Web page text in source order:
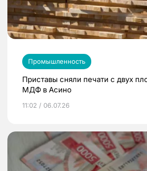
Промышленность
Приставы сняли печати с двух
МДФ в Асино
11:02 / 06.07.26